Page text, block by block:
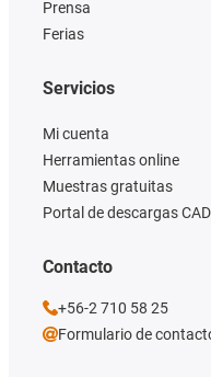
Prensa
Ferias
Servicios
Mi cuenta
Herramientas online
Muestras gratuitas
Portal de descargas CAD
Contacto
+56-2 710 58 25
Formulario de